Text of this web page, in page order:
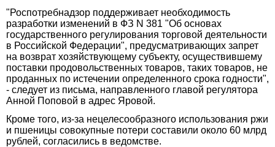
"Роспотребнадзор поддерживает необходимость
разработки изменений в ФЗ N 381 "Об основах
государственного регулирования торговой деятельности
в Российской Федерации", предусматривающих запрет
на возврат хозяйствующему субъекту, осуществившему
поставки продовольственных товаров, таких товаров, не
проданных по истечении определенного срока годности",
- следует из письма, направленного главой регулятора
Анной Поповой в адрес Яровой.
Кроме того, из-за нецелесообразного использования ржи
и пшеницы совокупные потери составили около 60 млрд
рублей, согласились в ведомстве.